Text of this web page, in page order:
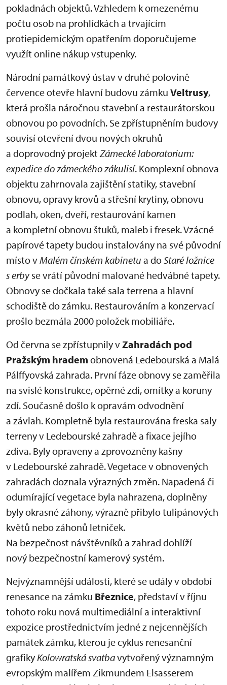
pokladnách objektů. Vzhledem k omezenému
počtu osob na prohlídkách a trvajícím
protiepidemickým opatřením doporučujeme
využít online nákup vstupenky.
Národní památkový ústav v druhé polovině
července otevře hlavní budovu zámku Veltrusy,
která prošla náročnou stavební a restaurátorskou
obnovou po povodních. Se zpřístupněním budovy
souvisí otevření dvou nových okruhů
a doprovodný projektZámecké laboratorium:
expedice do zámeckého zákulisí. Komplexní obnova
objektu zahrnovala zajištění statiky, stavební
obnovu, opravy krovů a střešní krytiny, obnovu
podlah, oken, dveří, restaurování kamen
a kompletní obnovu štuků, maleb i fresek. Vzácné
papírové tapety budou instalovány na své původní
místo vMalém čínském kabinetu a doStaré ložnice
s erbyse vrátí původní malované hedvábné tapety.
Obnovy se dočkala také sala terrena a hlavní
schodiště do zámku. Restaurováním a konzervací
prošlo bezmála 2000 položek mobiliáře.
Od června se zpřístupnily vZahradách pod
Pražským hradem obnovená Ledebourská a Malá
Pálffyovská zahrada. První fáze obnovy se zaměřila
na svislé konstrukce, opěrné zdi, omítky a koruny
zdí. Současně došlo k opravám odvodnění
a závlah. Kompletně byla restaurována freska saly
terreny v Ledebourské zahradě a fixace jejího
zdiva. Byly opraveny a zprovozněny kašny
v Ledebourské zahradě. Vegetace v obnovených
zahradách doznala výrazných změn. Napadená či
odumírající vegetace byla nahrazena, doplněny
byly okrasné záhony, výrazně přibylo tulipánových
květů nebo záhonů letniček.
Na bezpečnost návštěvníků a zahrad dohlíží
nový bezpečnostní kamerový systém.
Nejvýznamnější události, které se udály v období
renesance na zámku Březnice, představí v říjnu
tohoto roku nová multimediální a interaktivní
expozice prostřednictvím jedné z nejcennějších
památek zámku, kterou je cyklus renesanční
grafikyKolowratská svatbavytvořený významným
evropským malířem Zikmundem Elsasserem